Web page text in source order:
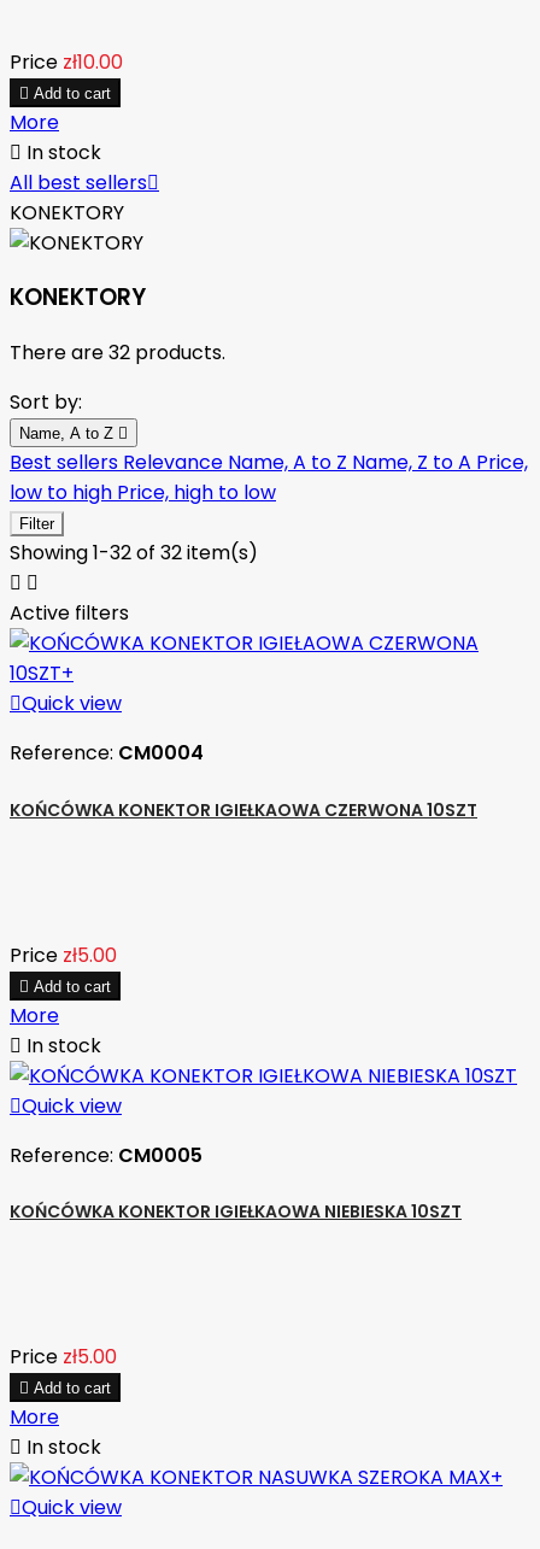
Price zł10.00
 Add to cart
More
 In stock
All best sellers
KONEKTORY
KONEKTORY
There are 32 products.
Sort by:
Name, A to Z 
Best sellers Relevance Name, A to Z Name, Z to A Price,
low to high Price, high to low
Filter
Showing 1-32 of 32 item(s)
 
Active filters
Quick view
Reference: CM0004
KOŃCÓWKA KONEKTOR IGIEŁKAOWA CZERWONA 10SZT
Price zł5.00
 Add to cart
More
 In stock
Quick view
Reference: CM0005
KOŃCÓWKA KONEKTOR IGIEŁKAOWA NIEBIESKA 10SZT
Price zł5.00
 Add to cart
More
 In stock
Quick view